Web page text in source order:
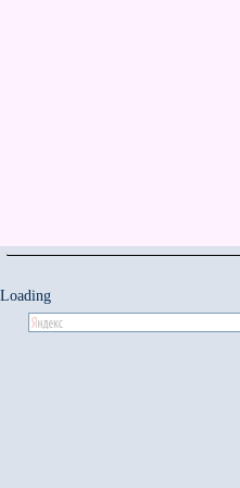
Loading